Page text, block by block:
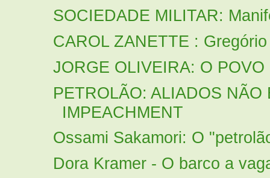
SOCIEDADE MILITAR:
CAROL ZANETTE :
JORGE OLIVEIRA: O
PETROLÃO: ALIADOS
IMPEACHMENT
Ossami Sakamori: O
Dora Kramer - O barco a